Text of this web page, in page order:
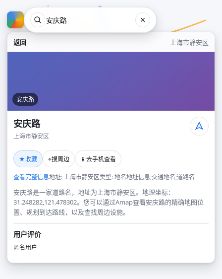
返回 上海市静安区
安庆路
安庆路
上海市静安区
★收藏 ⌖搜周边 📱 去手机查看
查看完整信息地址: 上海市静安区类型: 地名地址信息;交通地名;道路名
安庆路是一家道路名，地址为上海市静安区。地理坐标：
31.248282,121.478302。您可以通过Amap查看安庆路的精确地图位
置、规划到达路线，以及查找周边设施。
用户评价
匿名用户